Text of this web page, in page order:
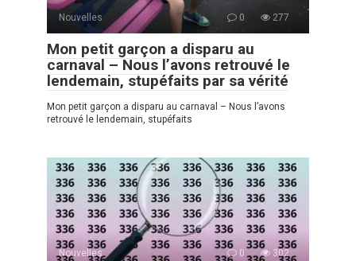
Nouvelles 0 277
Mon petit garçon a disparu au
carnaval – Nous l’avons retrouvé le
lendemain, stupéfaits par sa vérité
Mon petit garçon a disparu au carnaval – Nous l’avons
retrouvé le lendemain, stupéfaits
Nouvelles 0 302